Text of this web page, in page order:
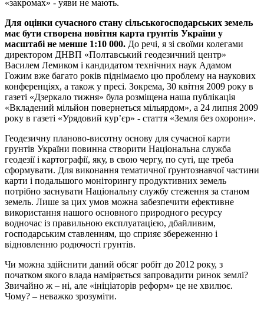
«закромах» - уяви не мають.
Для оцінки сучасного стану сільськогосподарських земель
має бути створена новітня карта грунтів України у
масштабі не менше 1:10 000. До речі, я зі своїми колегами
директором ДНВП «Полтавський геодезичний центр»
Василем Лемиком і кандидатом технічних наук Адамом
Гожим вже багато років піднімаємо цю проблему на наукових
конференціях, а також у пресі. Зокрема, 30 квітня 2009 року в
газеті «Дзеркало тижня» була розміщена наша публікація
«Вкладений мільйон повернеться мільярдом», а 24 липня 2009
року в газеті «Урядовий кур’єр» - стаття «Земля без охорони».
Геодезичну планово-висотну основу для сучасної карти
грунтів України повинна створити Національна служба
геодезії і картографії, яку, в свою чергу, по суті, ще треба
сформувати. Для виконання тематичної ґрунтознавчої частини
карти і подальшого моніторингу продуктивних земель
потрібно заснувати Національну службу стеження за станом
земель. Лише за цих умов можна забезпечити ефективне
використання нашого основного природного ресурсу
водночас із правильною експлуатацією, дбайливим,
господарським ставленням, що сприяє збереженню і
відновленню родючості грунтів.
Чи можна здійснити даний обсяг робіт до 2012 року, з
початком якого влада наміряється запровадити ринок землі?
Звичайно ж – ні, але «ініціаторів реформ» це не хвилює.
Чому? – неважко зрозуміти.